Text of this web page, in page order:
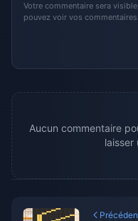
Votre commentaire sera
pouvez voir vos
Aucun commentaire
laisser